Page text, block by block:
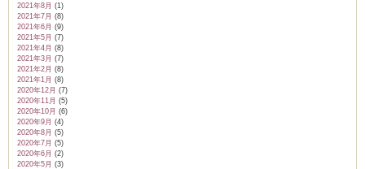
2021年8月 (1)
2021年7月 (8)
2021年6月 (9)
2021年5月 (7)
2021年4月 (8)
2021年3月 (7)
2021年2月 (8)
2021年1月 (8)
2020年12月 (7)
2020年11月 (5)
2020年10月 (6)
2020年9月 (4)
2020年8月 (5)
2020年7月 (5)
2020年6月 (2)
2020年5月 (3)